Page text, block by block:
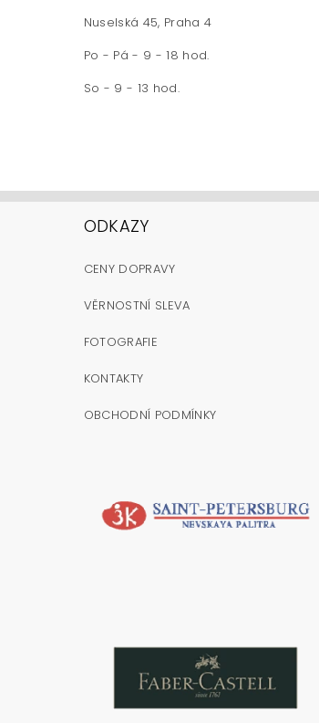
Nuselská 45, Praha 4
Po - Pá - 9 - 18 hod.
So - 9 - 13 hod.
ODKAZY
CENY DOPRAVY
VĚRNOSTNÍ SLEVA
FOTOGRAFIE
KONTAKTY
OBCHODNÍ PODMÍNKY